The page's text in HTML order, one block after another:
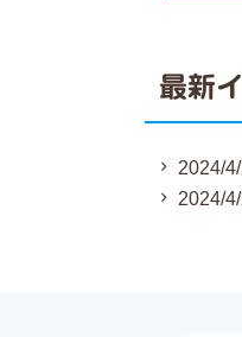
最新
2024/
2024/